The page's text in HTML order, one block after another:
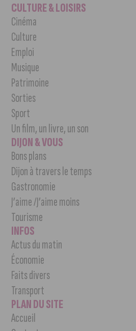
CULTURE & LOISIRS
Cinéma
Culture
Emploi
Musique
Patrimoine
Sorties
Sport
Un film, un livre, un son
DIJON & VOUS
Bons plans
Dijon à travers le temps
Gastronomie
J’aime /J’aime moins
Tourisme
INFOS
Actus du matin
Économie
Faits divers
Transport
PLAN DU SITE
Accueil